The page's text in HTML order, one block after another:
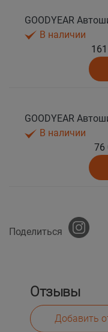
В наличии
В наличии
76
Поделиться
Отзывы
Добавить